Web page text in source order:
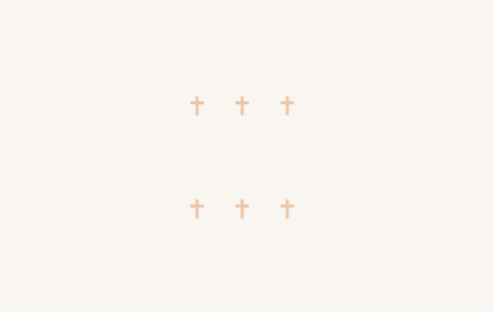
✝ ✝ ✝
✝ ✝ ✝